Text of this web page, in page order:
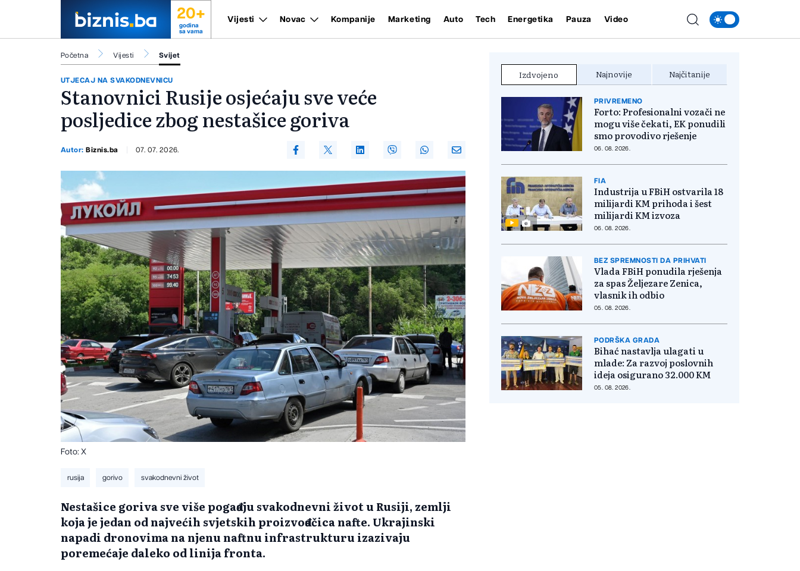
20+
godina
sa vama
Vijesti Novac Kompanije Marketing Auto Tech Energetika Pauza Video
Početna Vijesti Svijet
UTJECAJ NA SVAKODNEVNICU
Stanovnici Rusije osjećaju sve veće
posljedice zbog nestašice goriva
Autor:Biznis.ba 07. 07. 2026.
Foto: X
rusija gorivo svakodnevni život
Nestašice goriva sve više pogađaju svakodnevni život u Rusiji, zemlji
koja je jedan od najvećih svjetskih proizvođačica nafte. Ukrajinski
napadi dronovima na njenu naftnu infrastrukturu izazivaju
poremećaje daleko od linija fronta.
Izdvojeno Najnovije Najčitanije
PRIVREMENO
Forto: Profesionalni vozači ne
mogu više čekati, EK ponudili
smo provodivo rješenje
06. 08. 2026.
FIA
Industrija u FBiH ostvarila 18
milijardi KM prihoda i šest
milijardi KM izvoza
06. 08. 2026.
BEZ SPREMNOSTI DA PRIHVATI
Vlada FBiH ponudila rješenja
za spas Željezare Zenica,
vlasnik ih odbio
05. 08. 2026.
PODRŠKA GRADA
Bihać nastavlja ulagati u
mlade: Za razvoj poslovnih
ideja osigurano 32.000 KM
05. 08. 2026.